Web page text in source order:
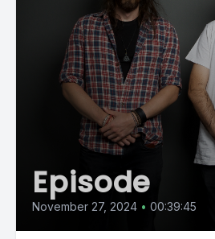
Episode
November 27, 2024 • 00:39:45